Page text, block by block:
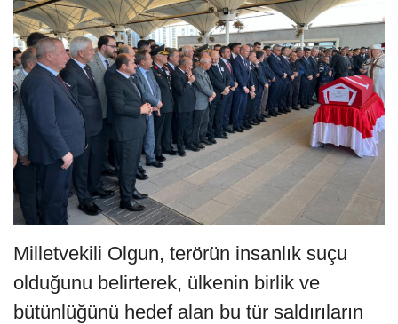
Milletvekili Olgun, terörün insanlık suçu
olduğunu belirterek, ülkenin birlik ve
bütünlüğünü hedef alan bu tür saldırıların